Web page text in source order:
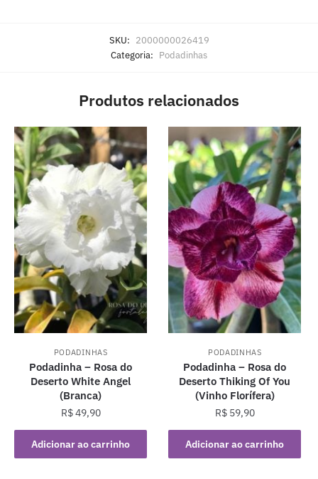
SKU: 2000000026419
Categoria: Podadinhas
Produtos relacionados
PODADINHAS
Podadinha – Rosa do
Deserto White Angel
(Branca)
R$49,90
Adicionar ao carrinho
PODADINHAS
Podadinha – Rosa do
Deserto Thiking Of You
(Vinho Florífera)
R$59,90
Adicionar ao carrinho